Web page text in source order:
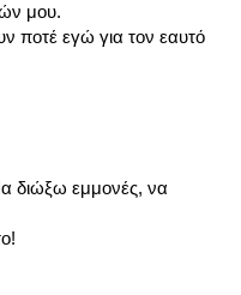
μου.
ποτέ εγώ για τον εαυτό
διώξω εμμονές, να